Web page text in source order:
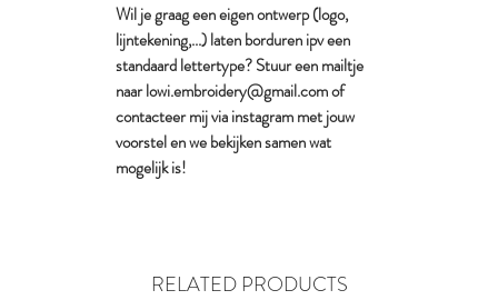
Wil je graag een eigen ontwerp (logo,
lijntekening,...) laten borduren ipv een
standaard lettertype? Stuur een mailtje
naar lowi.embroidery@gmail.com of
contacteer mij via instagram met jouw
voorstel en we bekijken samen wat
mogelijk is!
RELATED PRODUCTS